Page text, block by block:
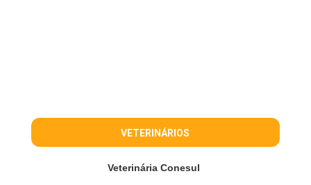
VETERINÁRIOS
Veterinária Conesul